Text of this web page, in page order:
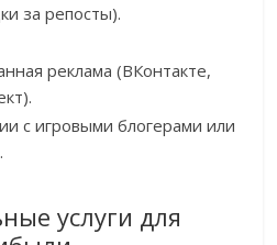
за репосты).
реклама (ВКонтакте,
с игровыми блогерами или
услуги для